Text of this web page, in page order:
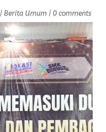
|Berita Umum |0 comments